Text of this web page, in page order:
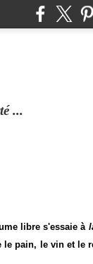
...
libre s'essaie à
le pain, le vin et le